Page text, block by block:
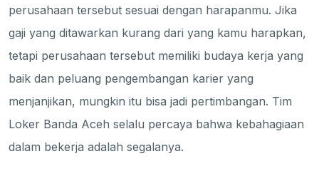
perusahaan tersebut sesuai dengan harapanmu. Jika
gaji yang ditawarkan kurang dari yang kamu harapkan,
tetapi perusahaan tersebut memiliki budaya kerja yang
baik dan peluang pengembangan karier yang
menjanjikan, mungkin itu bisa jadi pertimbangan. Tim
Loker Banda Aceh selalu percaya bahwa kebahagiaan
dalam bekerja adalah segalanya.